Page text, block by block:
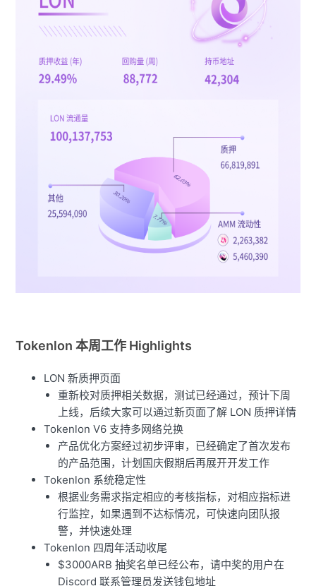
Tokenlon 本周工作 Highlights
LON 新质押页面
重新校对质押相关数据，测试已经通过，预计下周
上线，后续大家可以通过新页面了解 LON 质押详情
Tokenlon V6 支持多网络兑换
产品优化方案经过初步评审，已经确定了首次发布
的产品范围，计划国庆假期后再展开开发工作
Tokenlon 系统稳定性
根据业务需求指定相应的考核指标，对相应指标进
行监控，如果遇到不达标情况，可快速向团队报
警，并快速处理
Tokenlon 四周年活动收尾
$3000ARB 抽奖名单已经公布，请中奖的用户在
Discord 联系管理员发送钱包地址